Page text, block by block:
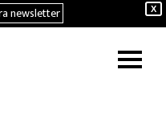
X
newsletter